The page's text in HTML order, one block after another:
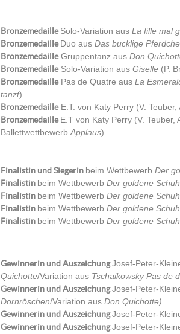
BronzemedailleSolo-Variation aus La fille mal
BronzemedailleDuo aus Das bucklige
BronzemedailleGruppentanz aus Don
BronzemedailleSolo-Variation aus Giselle (P.
BronzemedaillePas de Quatre aus La
tanzt)
BronzemedailleE.T. von Katy Perry (V.
BronzemedailleE.T von Katy Perry (V.
Ballettwettbewerb Applaus)
Finalistin und Siegerin beim Wettbewerb Der
Finalistin beim Wettbewerb Der goldene Schuh
Finalistin beim Wettbewerb Der goldene Schuh
Finalistin beim Wettbewerb Der goldene Schuh
Finalistin beim Wettbewerb Der goldene Schuh
Gewinnerin und AuszeichungJosef-Peter-
Quichotte/Variation aus Tschaikowsky Pas de
Gewinnerin und AuszeichungJosef-Peter-
Dornröschen/Variation aus Don Quichotte)
Gewinnerin und AuszeichungJosef-Peter-
Gewinnerin und AuszeichungJosef-Peter-